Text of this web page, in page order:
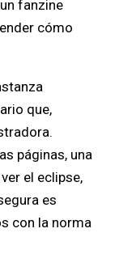
fanzine
cómo
que,
páginas, una
el eclipse,
es
con la norma